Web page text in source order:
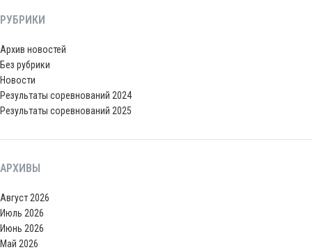
РУБРИКИ
Архив новостей
Без рубрики
Новости
Результаты соревнований 2024
Результаты соревнований 2025
АРХИВЫ
Август 2026
Июль 2026
Июнь 2026
Май 2026